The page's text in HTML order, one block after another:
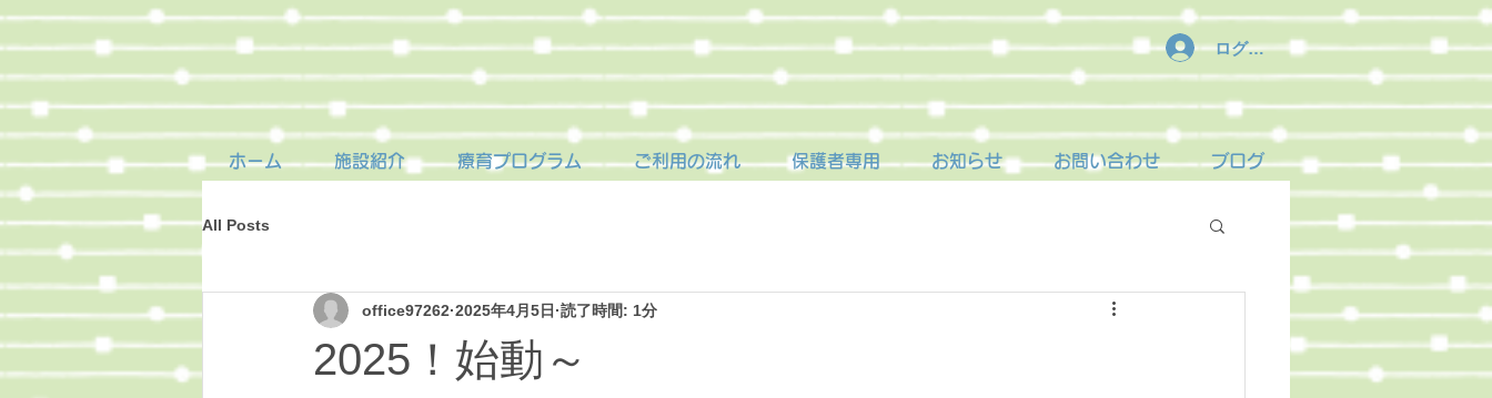
ログイン
ホーム 施設紹介 療育プログラム ご利用の流れ 保護者専用 お知らせ お問い合わせ ブログ
All Posts
2025！始動～
office97262 2025年4月5日 読了時間: 1分